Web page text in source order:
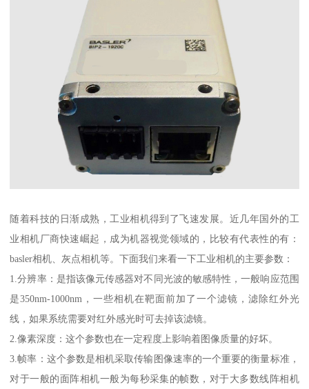
随着科技的日渐成熟，工业相机得到了飞速发展。近几年国外的工
业相机厂商快速崛起，成为机器视觉领域的，比较有代表性的有：
basler相机、灰点相机等。下面我们来看一下工业相机的主要参数：
1.分辨率：是指该像元传感器对不同光波的敏感特性，一般响应范围
是350nm-1000nm，一些相机在靶面前加了一个滤镜，滤除红外光
线，如果系统需要对红外感光时可去掉该滤镜。
2.像素深度：这个参数也在一定程度上影响着图像质量的好坏。
3.帧率：这个参数是相机采取传输图像速率的一个重要的衡量标准，
对于一般的面阵相机一般为每秒采集的帧数，对于大多数线阵相机